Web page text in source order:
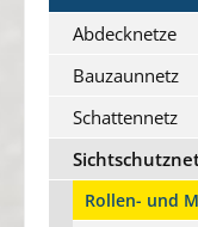
Abdecknetze
Bauzaunnetz
Schattennetz
Rollen- und